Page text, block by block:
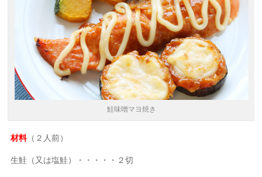
鮭味噌マヨ焼き
材料（２人前）
生鮭（又は塩鮭）・・・・・２切